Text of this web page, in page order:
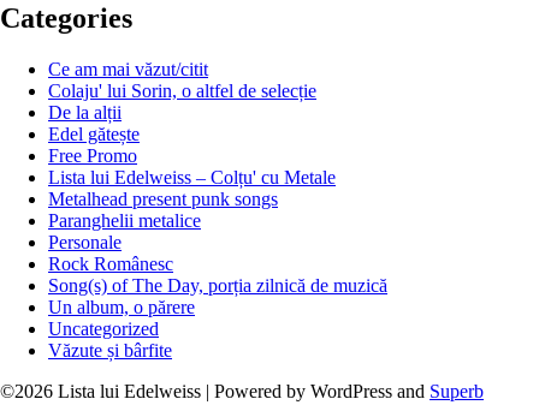
Categories
Ce am mai văzut/citit
Colaju' lui Sorin, o altfel de selecție
De la alții
Edel gătește
Free Promo
Lista lui Edelweiss – Colțu' cu Metale
Metalhead present punk songs
Paranghelii metalice
Personale
Rock Românesc
Song(s) of The Day, porția zilnică de muzică
Un album, o părere
Uncategorized
Văzute și bârfite
©2026 Lista lui Edelweiss | Powered by WordPress and Superb